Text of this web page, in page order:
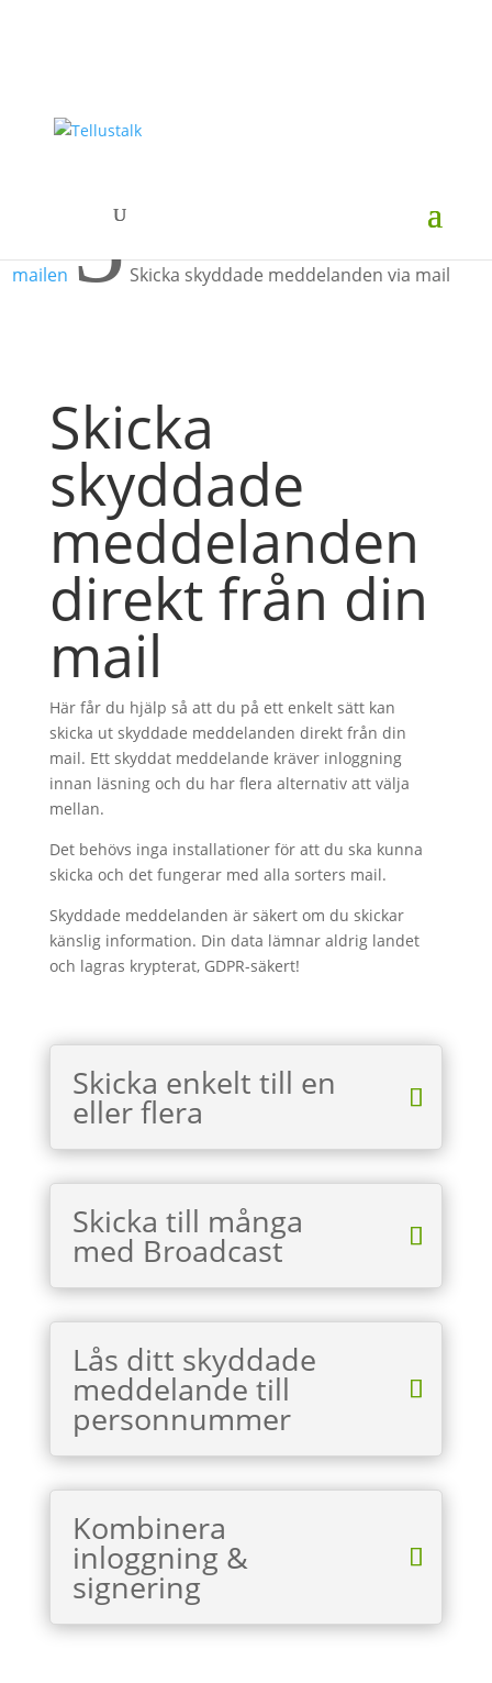
5
mailen 5 Skicka skyddade meddelanden via mail
Skicka
skyddade
meddelanden
direkt från din
mail
Här får du hjälp så att du på ett enkelt sätt kan
skicka ut skyddade meddelanden direkt från din
mail. Ett skyddat meddelande kräver inloggning
innan läsning och du har flera alternativ att välja
mellan.
Det behövs inga installationer för att du ska kunna
skicka och det fungerar med alla sorters mail.
Skyddade meddelanden är säkert om du skickar
känslig information. Din data lämnar aldrig landet
och lagras krypterat, GDPR-säkert!
Skicka enkelt till en
eller flera
Skicka till många
med Broadcast
Lås ditt skyddade
meddelande till
personnummer
Kombinera
inloggning &
signering